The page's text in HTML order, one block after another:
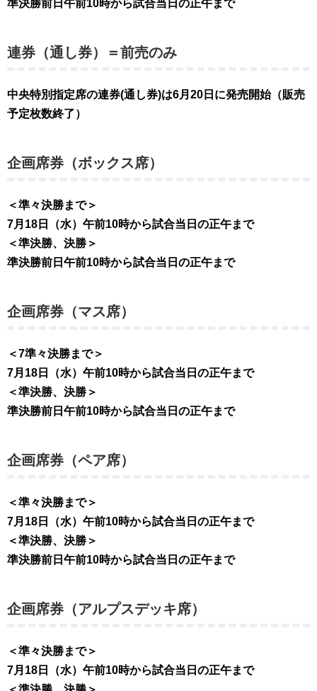
準決勝前日午前10時から試合当日の正午まで
連券（通し券）＝前売のみ
中央特別指定席の連券(通し券)は6月20日に発売開始（販売
予定枚数終了）
企画席券（ボックス席）
＜準々決勝まで＞
7月18日（水）午前10時から試合当日の正午まで
＜準決勝、決勝＞
準決勝前日午前10時から試合当日の正午まで
企画席券（マス席）
＜7準々決勝まで＞
7月18日（水）午前10時から試合当日の正午まで
＜準決勝、決勝＞
準決勝前日午前10時から試合当日の正午まで
企画席券（ペア席）
＜準々決勝まで＞
7月18日（水）午前10時から試合当日の正午まで
＜準決勝、決勝＞
準決勝前日午前10時から試合当日の正午まで
企画席券（アルプスデッキ席）
＜準々決勝まで＞
7月18日（水）午前10時から試合当日の正午まで